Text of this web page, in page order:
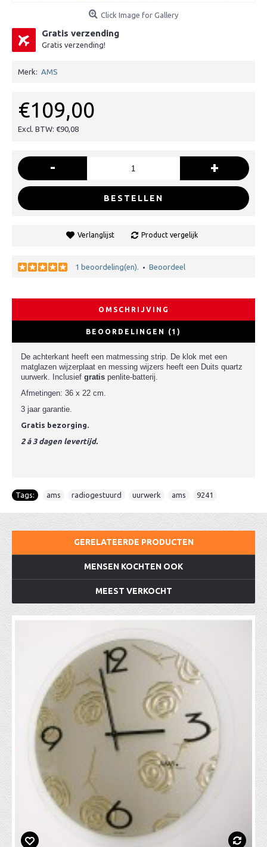
Click Image for Gallery
Gratis verzending
Gratis verzending!
Merk: AMS
€109,00
Excl. BTW: €90,08
- +
BESTELLEN
Verlanglijst Product vergelijk
1 beoordeling(en). • Beoordeel
OMSCHRIJVING
BEOORDELINGEN (1)
De achterkant heeft een matmessing strip. De klok met een
matglazen wijzerplaat en messing wijzers heeft een Duits quartz
uurwerk. Inclusief gratis penlite-batterij.
Afmetingen: 36 x 22 cm.
3 jaar garantie.
Gratis bezorging.
2 á 3 dagen levertijd.
Tags: ams radiogestuurd uurwerk ams 9241
GERELATEERDE PRODUCTEN
MENSEN KOCHTEN OOK
MEEST VERKOCHT